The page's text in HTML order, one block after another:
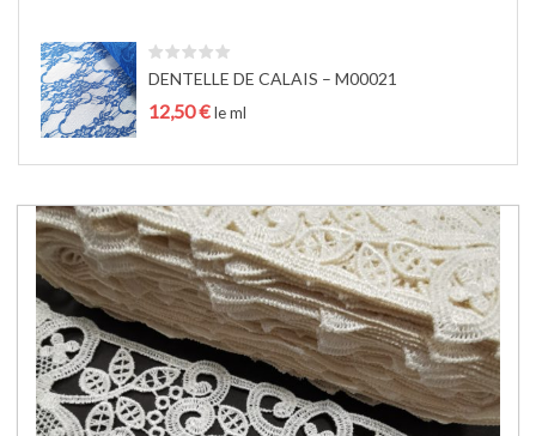
29,50 €.
DENTELLE DE CALAIS – M00021
12,50€le ml